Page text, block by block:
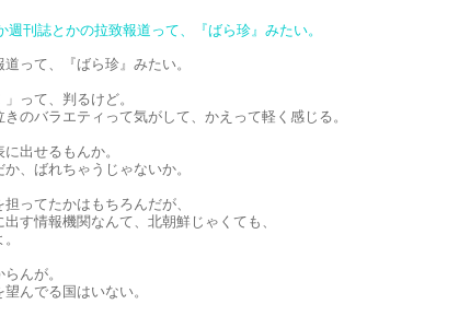
週刊誌とかの拉致報道って、『ばら珍』みたい。
って、『ばら珍』みたい。
って、判るけど。
のバラエティって気がして、かえって軽く感じる。
出せるもんか。
、ばれちゃうじゃないか。
ってたかはもちろんだが、
す情報機関なんて、北朝鮮じゃくても、
んが。
んでる国はいない。